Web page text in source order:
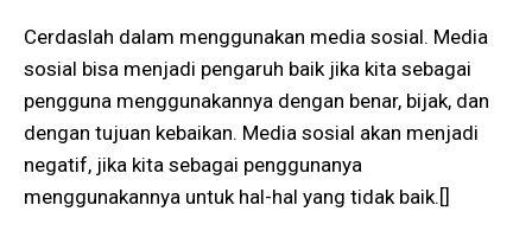
Cerdaslah dalam menggunakan media sosial. Media
sosial bisa menjadi pengaruh baik jika kita sebagai
pengguna menggunakannya dengan benar, bijak, dan
dengan tujuan kebaikan. Media sosial akan menjadi
negatif, jika kita sebagai penggunanya
menggunakannya untuk hal-hal yang tidak baik.[]